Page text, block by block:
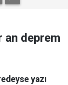
an deprem
yazı